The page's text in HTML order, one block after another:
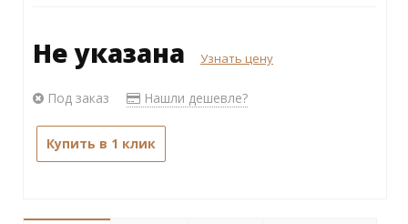
Не указана Узнать цену
Под заказ Нашли дешевле?
Купить в 1 клик